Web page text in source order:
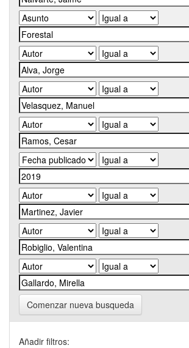
Comenzar nueva busqueda
Añadir filtros: